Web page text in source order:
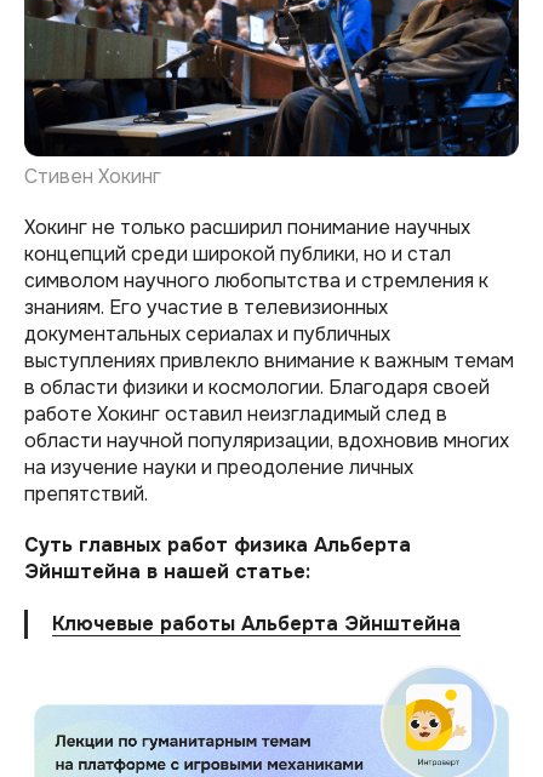
Стивен Хокинг
Хокинг не только расширил понимание научных
концепций среди широкой публики, но и стал
символом научного любопытства и стремления к
знаниям. Его участие в телевизионных
документальных сериалах и публичных
выступлениях привлекло внимание к важным темам
в области физики и космологии. Благодаря своей
работе Хокинг оставил неизгладимый след в
области научной популяризации, вдохновив многих
на изучение науки и преодоление личных
препятствий.
Суть главных работ физика Альберта
Эйнштейна в нашей статье:
Ключевые работы Альберта Эйнштейна